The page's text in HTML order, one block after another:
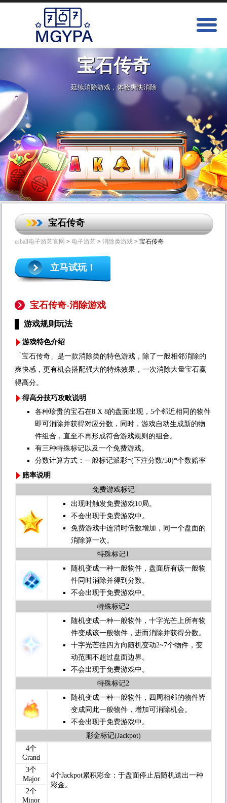
宝石传奇
延续消除游戏，体验爽快消除
宝石传奇
esball电子游艺官网 > 电子游艺 >消除类游戏 > 宝石传奇
立马试玩！
宝石传奇-消除游戏
游戏规则玩法
游戏特色介绍
「宝石传奇」是一款消除类的特色游戏，除了一般相邻消除的
爽快感，更有机会搭配强大的特殊效果，一次消除大量宝石赢
得高分。
得高分技巧攻畋说明
各种珍贵的宝石在8 X 8的盘面出现，5个邻近相同的物件
即可消除并获得对应分数，同时，游戏自动生成新的物
件组合，直至不再形成符合游戏规则的组合。
有三种特殊标记以及一个免费游戏。
分数计算方式：一般标记派彩=(下注分数/50)*个数赔率
赔率说明
免费游戏标记
出现时触发免费游戏10局。
不会出现于免费游戏中。
免费游戏中连消时倍数增加，同一个盘面的
消除算一次。
特殊标记1
随机变成一种一般物件，盘面所有该一般物
件同时消除并得到分数。
不会出现于免费游戏中。
特殊标记2
随机变成一种一般物件，十字光芒上所有物
件变成该一般物件，进而消除并获得分数。
十字光芒往四方向随机变动2~7个物件，变
动范围不超过盘面边界。
不会出现于免费游戏中。
特殊标记2
随机变成一种一般物件，四周相邻的物件皆
变成同此一般物件，增加可消除机会。
不会出现于免费游戏中。
彩金标记(Jackpot)
4个
Grand
4个Jackpot累积彩金：于盘面停止后随机送出一种
彩金。
3个
Major
2个
Minor